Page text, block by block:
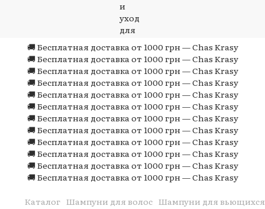
🚚 Бесплатная доставка от 1000 грн — Chas Krasy
🚚 Бесплатная доставка от 1000 грн — Chas Krasy
🚚 Бесплатная доставка от 1000 грн — Chas Krasy
🚚 Бесплатная доставка от 1000 грн — Chas Krasy
🚚 Бесплатная доставка от 1000 грн — Chas Krasy
🚚 Бесплатная доставка от 1000 грн — Chas Krasy
🚚 Бесплатная доставка от 1000 грн — Chas Krasy
🚚 Бесплатная доставка от 1000 грн — Chas Krasy
🚚 Бесплатная доставка от 1000 грн — Chas Krasy
🚚 Бесплатная доставка от 1000 грн — Chas Krasy
🚚 Бесплатная доставка от 1000 грн — Chas Krasy
🚚 Бесплатная доставка от 1000 грн — Chas Krasy
Каталог Шампуни для волос Шампуни для вьющихся